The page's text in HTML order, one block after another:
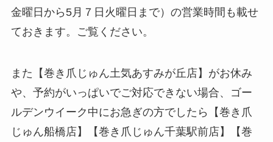
金曜日から5月７日火曜日まで）の営業時間も載せ
ておきます。ご覧ください。
また【巻き爪じゅん土気あすみが丘店】がお休み
や、予約がいっぱいでご対応できない場合、ゴー
ルデンウイーク中にお急ぎの方でしたら【巻き爪
じゅん船橋店】【巻き爪じゅん千葉駅前店】【巻